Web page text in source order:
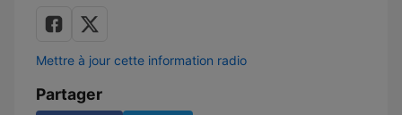
Mettre à jour cette information radio
Partager